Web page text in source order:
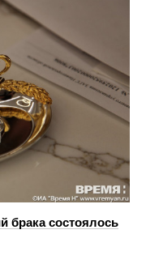
брака состоялось